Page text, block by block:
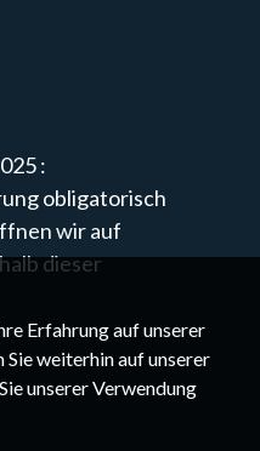
:
obligatorisch
wir auf
dieser
Erfahrung auf unserer
weiterhin auf unserer
unserer Verwendung